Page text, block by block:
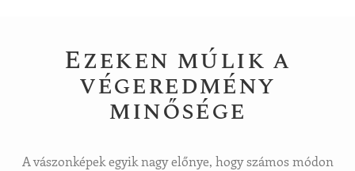
Ezeken múlik a
végeredmény
minősége
A vászonképek egyik nagy előnye, hogy számos módon